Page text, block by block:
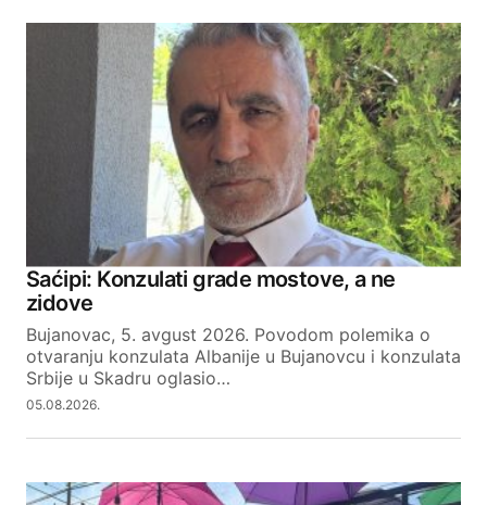
Saćipi: Konzulati grade mostove, a ne
zidove
Bujanovac, 5. avgust 2026. Povodom polemika o
otvaranju konzulata Albanije u Bujanovcu i konzulata
Srbije u Skadru oglasio…
05.08.2026.